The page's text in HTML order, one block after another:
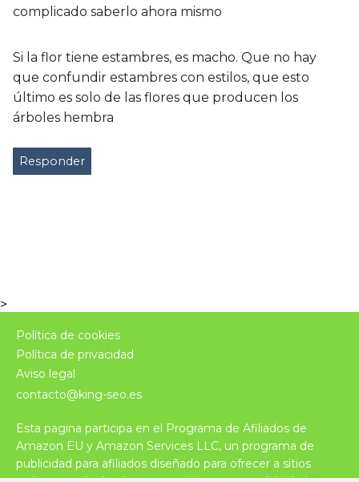
complicado saberlo ahora mismo
Si la flor tiene estambres, es macho. Que no hay
que confundir estambres con estilos, que esto
último es solo de las flores que producen los
árboles hembra
Responder
>
Política de cookies
Política de privacidad
Aviso legal
contacto@king-seo.es
Esta pagina participa en el Programa de Afiliados de
Amazon EU y Amazon Services LLC, un programa de
publicidad para afiliados diseñado para ofrecer a sitios